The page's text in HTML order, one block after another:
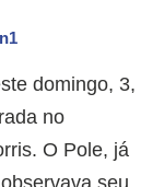
domingo, 3,
no
O Pole, já
seu